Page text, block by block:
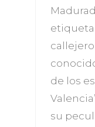
callejero
de los
su